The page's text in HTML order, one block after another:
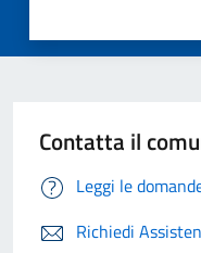
Contatta il
Leggi le
Richiedi